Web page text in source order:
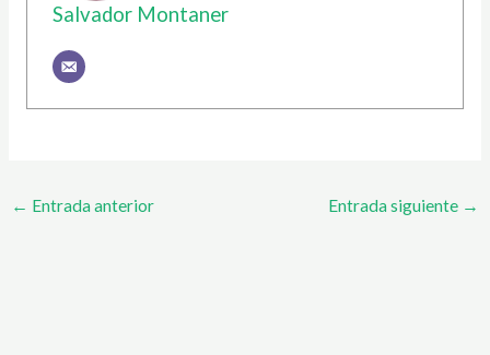
Salvador Montaner
← Entrada anterior Entrada siguiente →